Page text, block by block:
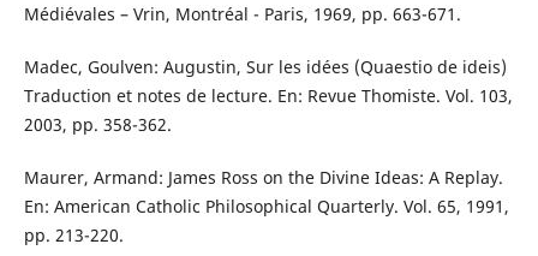
Médiévales – Vrin, Montréal - Paris, 1969, pp. 663-671.
Madec, Goulven: Augustin, Sur les idées (Quaestio de ideis)
Traduction et notes de lecture. En: Revue Thomiste. Vol. 103,
2003, pp. 358-362.
Maurer, Armand: James Ross on the Divine Ideas: A Replay.
En: American Catholic Philosophical Quarterly. Vol. 65, 1991,
pp. 213-220.